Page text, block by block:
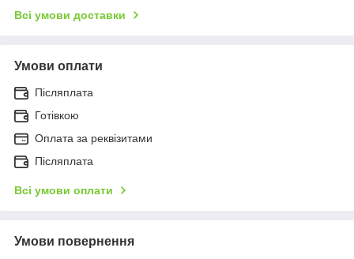
Всі умови доставки
Умови оплати
Післяплата
Готівкою
Оплата за реквізитами
Післяплата
Всі умови оплати
Умови повернення